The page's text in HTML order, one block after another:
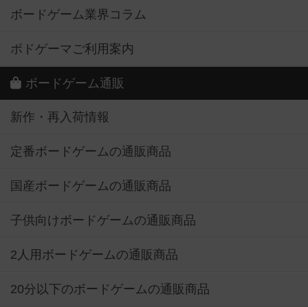
ボードゲーム業界コラム
ボドゲーマご利用案内
ボードゲーム通販
新作・再入荷情報
定番ボードゲームの通販商品
国産ボードゲームの通販商品
子供向けボードゲームの通販商品
2人用ボードゲームの通販商品
20分以下のボードゲームの通販商品